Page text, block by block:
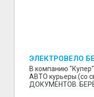
ЭЛЕКТРОВЕЛО
ВЕЛО, АВТО
ДОКУМЕНТОВ /
В компанию
АВТО курьеры (со
ДОКУМЕНТОВ.